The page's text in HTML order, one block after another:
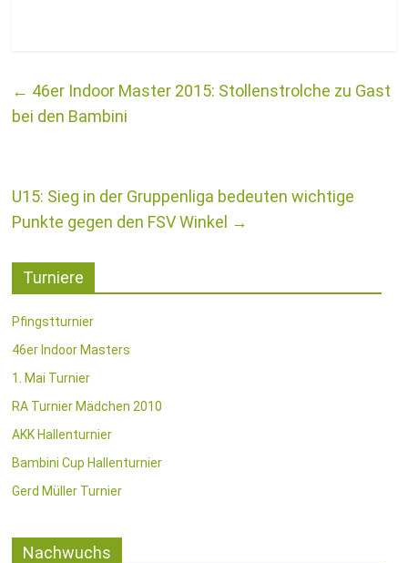
← 46er Indoor Master 2015: Stollenstrolche zu Gast
bei den Bambini
U15: Sieg in der Gruppenliga bedeuten wichtige
Punkte gegen den FSV Winkel →
Turniere
Pfingstturnier
46er Indoor Masters
1. Mai Turnier
RA Turnier Mädchen 2010
AKK Hallenturnier
Bambini Cup Hallenturnier
Gerd Müller Turnier
Nachwuchs